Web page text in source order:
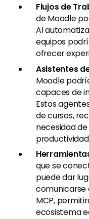
Flujos de
de Moodle
Al
equipos
ofrecer
Asistentes
Moodle
capaces de
Estos
de cursos,
necesidad
que se
puede dar
MCP,
ecosistema